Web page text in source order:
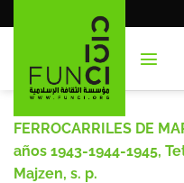
al
FERROCARRILES DE
años 1943-1944-1945,
Majzen, s. p.